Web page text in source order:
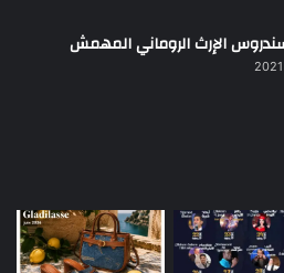
الإرث الروماني المهمش